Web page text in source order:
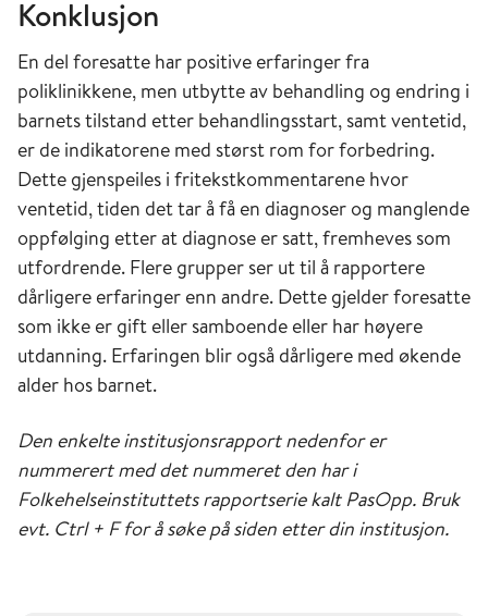
Konklusjon
En del foresatte har positive erfaringer fra
poliklinikkene, men utbytte av behandling og endring i
barnets tilstand etter behandlingsstart, samt ventetid,
er de indikatorene med størst rom for forbedring.
Dette gjenspeiles i fritekstkommentarene hvor
ventetid, tiden det tar å få en diagnoser og manglende
oppfølging etter at diagnose er satt, fremheves som
utfordrende. Flere grupper ser ut til å rapportere
dårligere erfaringer enn andre. Dette gjelder foresatte
som ikke er gift eller samboende eller har høyere
utdanning. Erfaringen blir også dårligere med økende
alder hos barnet.
Den enkelte institusjonsrapport nedenfor er
nummerert med det nummeret den har i
Folkehelseinstituttets rapportserie kalt PasOpp. Bruk
evt. Ctrl + F for å søke på siden etter din institusjon.